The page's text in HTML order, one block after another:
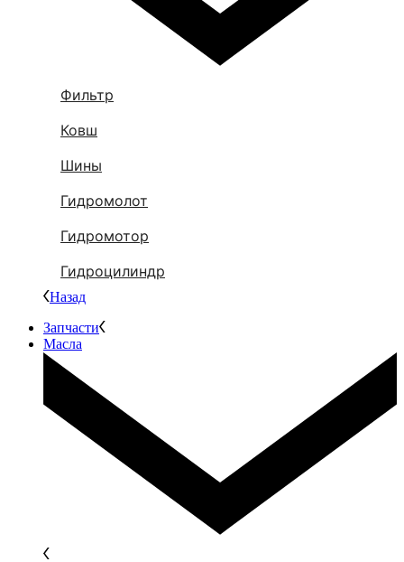
Фильтр
Ковш
Шины
Гидромолот
Гидромотор
Гидроцилиндр
Назад
Запчасти
Масла